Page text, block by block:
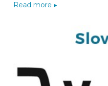
Read more ▸